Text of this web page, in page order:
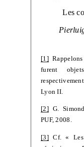
Les
[1]
furent
Lyon II.
[2]G.
PUF, 2008.
[3]Cf. « Les